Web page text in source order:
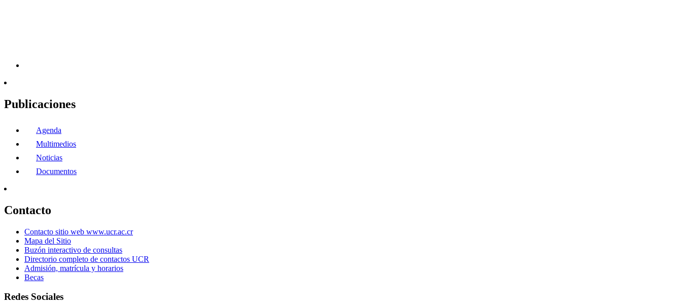
Publicaciones
Agenda
Multimedios
Noticias
Documentos
Contacto
Contacto sitio web www.ucr.ac.cr
Mapa del Sitio
Buzón interactivo de consultas
Directorio completo de contactos UCR
Admisión, matrícula y horarios
Becas
Redes Sociales